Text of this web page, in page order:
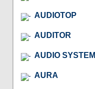
AUDIOTOP
AUDITOR
AUDIO SYSTEM
AURA